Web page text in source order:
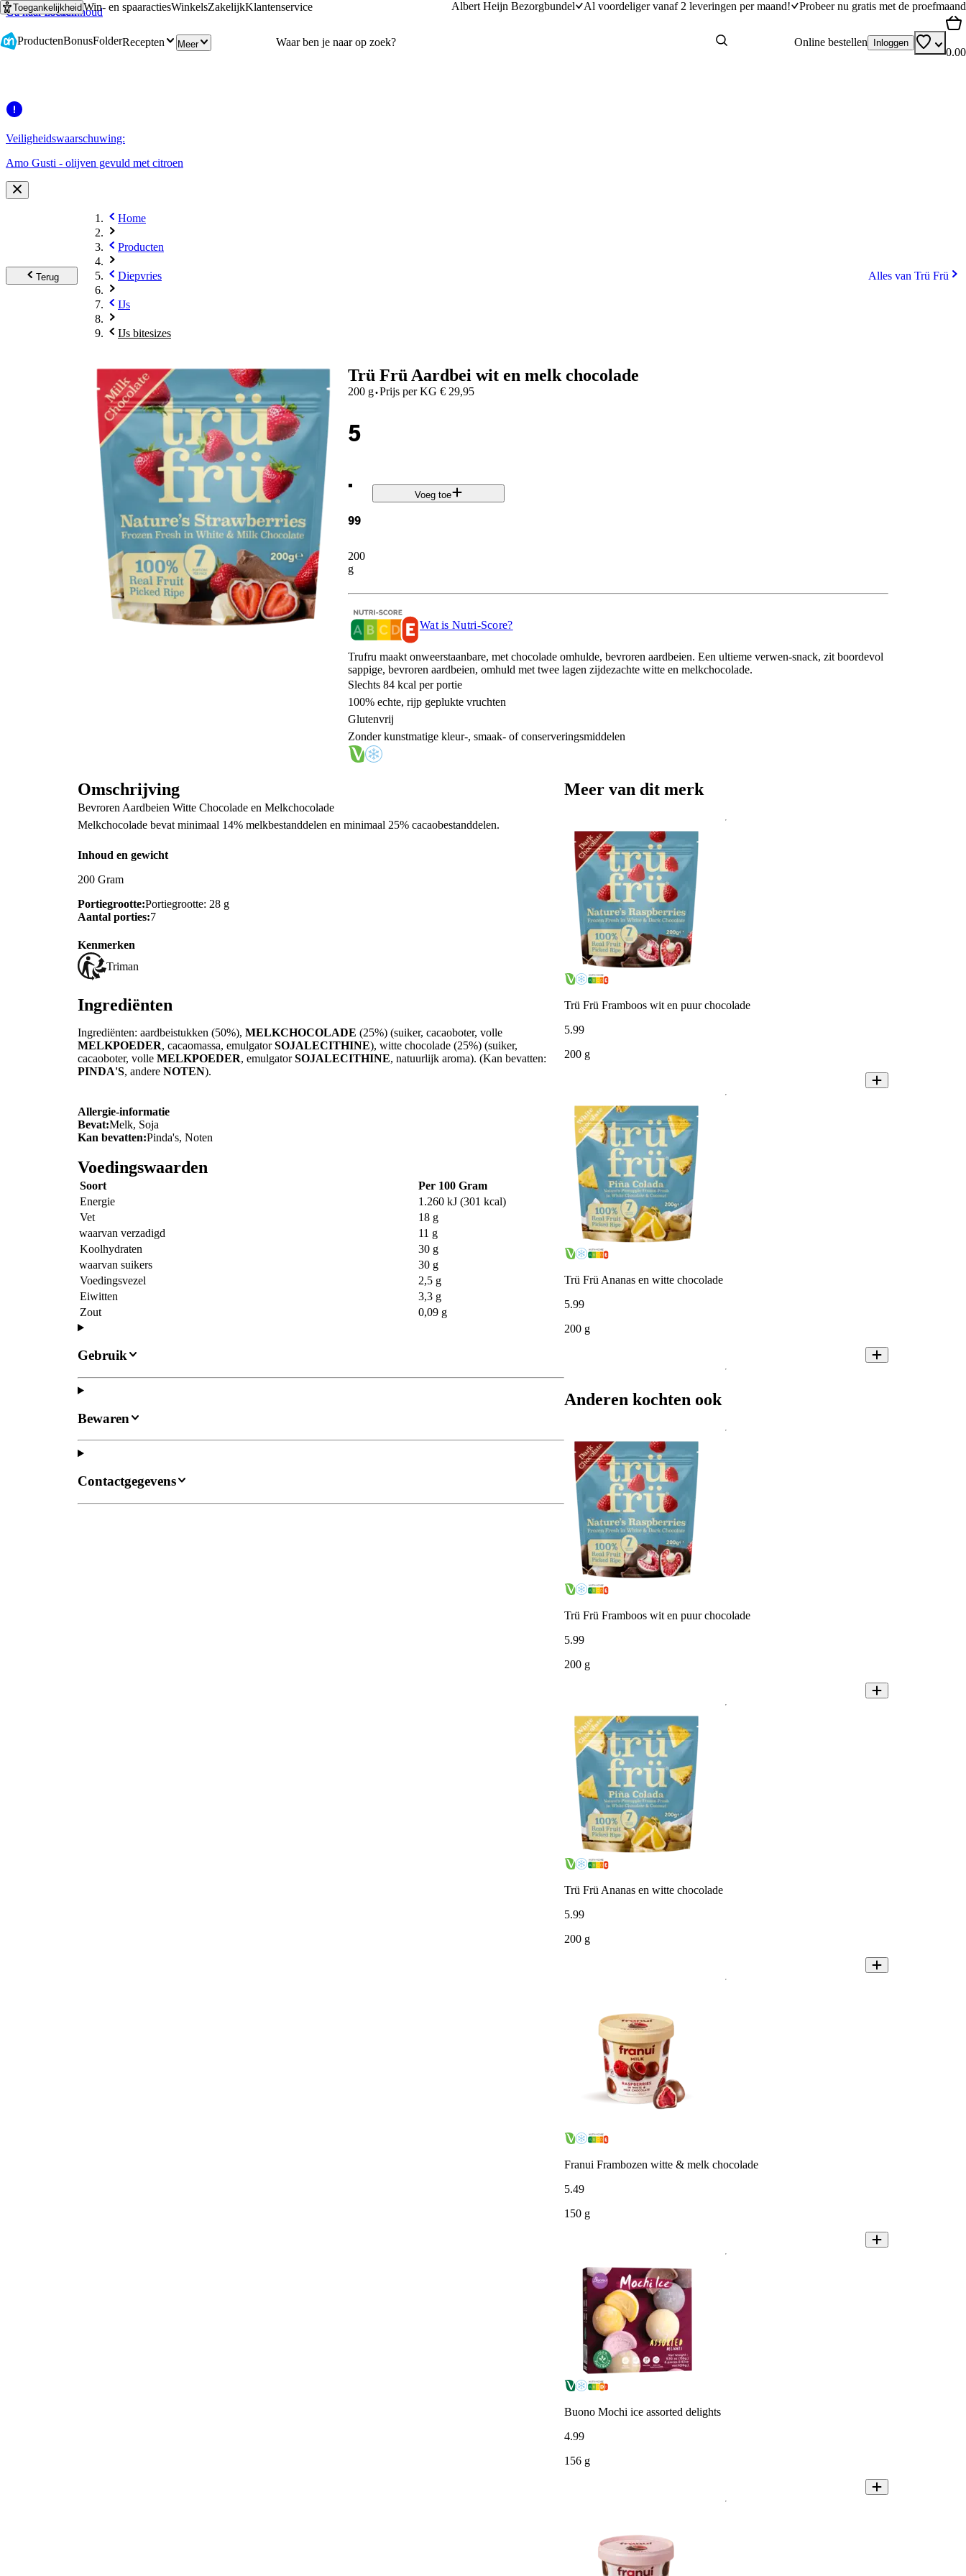
Ga naar hoofdinhoud
Ga naar zoeken
ToegankelijkheidWin- en spaaractiesWinkelsZakelijkKlantenservice Albert Heijn Bezorgbundel Al voordeliger vanaf 2 leveringen per maand! Probeer nu gratis met de proefmaand
ProductenBonusFolderRecepten Meer Online bestellen Inloggen
0.00
Veiligheidswaarschuwing:
Amo Gusti - olijven gevuld met citroen
Terug
Home
Producten
Diepvries
IJs
IJs bitesizes
Alles van Trü Frü
Trü Frü Aardbei wit en melk chocolade
200 g·Prijs per KG € 29,95
5
.
99
200
g
Voeg toe
Wat is Nutri-Score?
Trufru maakt onweerstaanbare, met chocolade omhulde, bevroren aardbeien. Een ultieme verwen-snack, zit boordevol
sappige, bevroren aardbeien, omhuld met twee lagen zijdezachte witte en melkchocolade.
Slechts 84 kcal per portie
100% echte, rijp geplukte vruchten
Glutenvrij
Zonder kunstmatige kleur-, smaak- of conserveringsmiddelen
Omschrijving
Bevroren Aardbeien Witte Chocolade en Melkchocolade
Melkchocolade bevat minimaal 14% melkbestanddelen en minimaal 25% cacaobestanddelen.
Inhoud en gewicht
200 Gram
Portiegrootte:Portiegrootte: 28 g
Aantal porties:7
Kenmerken
Triman
Ingrediënten
Ingrediënten: aardbeistukken (50%), MELKCHOCOLADE (25%) (suiker, cacaoboter, volle
MELKPOEDER, cacaomassa, emulgatorSOJALECITHINE), witte chocolade (25%) (suiker,
cacaoboter, volle MELKPOEDER, emulgatorSOJALECITHINE, natuurlijk aroma). (Kan bevatten:
PINDA'S, andere NOTEN).
Allergie-informatie
Bevat:Melk, Soja
Kan bevatten:Pinda's, Noten
Voedingswaarden
Soort
Per 100 Gram
Energie
1.260 kJ (301 kcal)
Vet
18 g
waarvan verzadigd
11 g
Koolhydraten
30 g
waarvan suikers
30 g
Voedingsvezel
2,5 g
Eiwitten
3,3 g
Zout
0,09 g
Gebruik
Bewaren
Contactgegevens
Meer van dit merk
Trü Frü Framboos wit en puur chocolade
5.99
200 g
Trü Frü Ananas en witte chocolade
5.99
200 g
Anderen kochten ook
Trü Frü Framboos wit en puur chocolade
5.99
200 g
Trü Frü Ananas en witte chocolade
5.99
200 g
Franui Frambozen witte & melk chocolade
5.49
150 g
Buono Mochi ice assorted delights
4.99
156 g